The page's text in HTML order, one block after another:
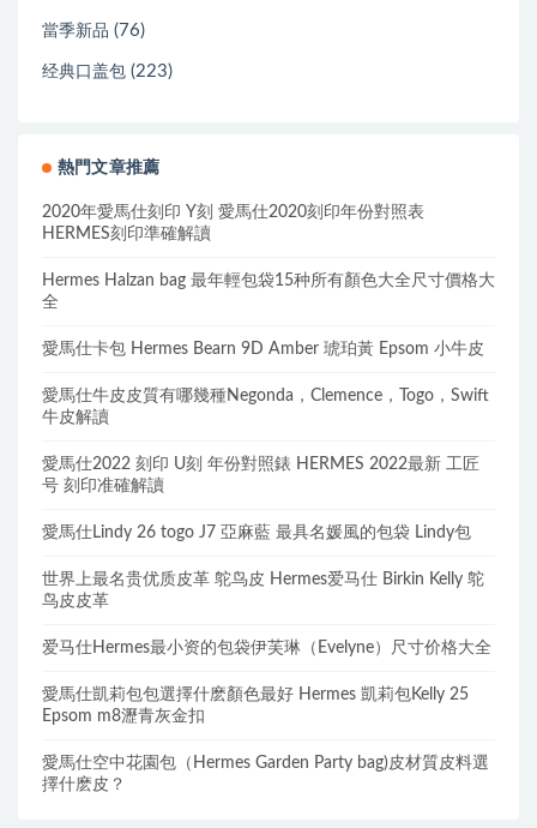
當季新品 (76)
经典口盖包 (223)
熱門文章推薦
2020年愛馬仕刻印 Y刻 愛馬仕2020刻印年份對照表
HERMES刻印準確解讀
Hermes Halzan bag 最年輕包袋15种所有顏色大全尺寸價格大
全
愛馬仕卡包 Hermes Bearn 9D Amber 琥珀黃 Epsom 小牛皮
愛馬仕牛皮皮質有哪幾種Negonda，Clemence，Togo，Swift
牛皮解讀
愛馬仕2022 刻印 U刻 年份對照錶 HERMES 2022最新 工匠
号 刻印准確解讀
愛馬仕Lindy 26 togo J7 亞麻藍 最具名媛風的包袋 Lindy包
世界上最名贵优质皮革 鸵鸟皮 Hermes爱马仕 Birkin Kelly 鸵
鸟皮皮革
爱马仕Hermes最小资的包袋伊芙琳（Evelyne）尺寸价格大全
愛馬仕凱莉包包選擇什麽顏色最好 Hermes 凱莉包Kelly 25
Epsom m8瀝青灰金扣
愛馬仕空中花園包（Hermes Garden Party bag)皮材質皮料選
擇什麽皮？